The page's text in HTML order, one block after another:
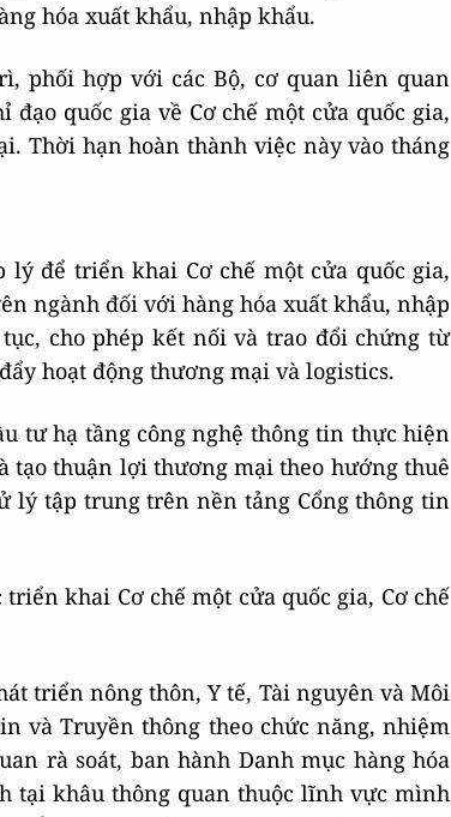
hóa xuất khẩu, nhập khẩu.
phối hợp với các Bộ, cơ quan liên quan
quốc gia về Cơ chế một cửa quốc gia,
Thời hạn hoàn thành việc này vào tháng
lý để triển khai Cơ chế một cửa quốc gia,
ngành đối với hàng hóa xuất khẩu, nhập
cho phép kết nối và trao đổi chứng từ
hoạt động thương mại và logistics.
tư hạ tầng công nghệ thông tin thực hiện
tạo thuận lợi thương mại theo hướng thuê
lý tập trung trên nền tảng Cổng thông tin
khai Cơ chế một cửa quốc gia, Cơ chế
triển nông thôn, Y tế, Tài nguyên và Môi
và Truyền thông theo chức năng, nhiệm
rà soát, ban hành Danh mục hàng hóa
tại khâu thông quan thuộc lĩnh vực mình